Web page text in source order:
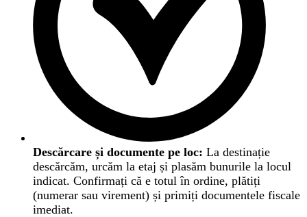
Descărcare și documente pe loc: La destinație
descărcăm, urcăm la etaj și plasăm bunurile la locul
indicat. Confirmați că e totul în ordine, plătiți
(numerar sau virement) și primiți documentele fiscale
imediat.